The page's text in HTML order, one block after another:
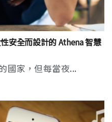
安全而設計的 Athena 智慧
國家，但每當夜...